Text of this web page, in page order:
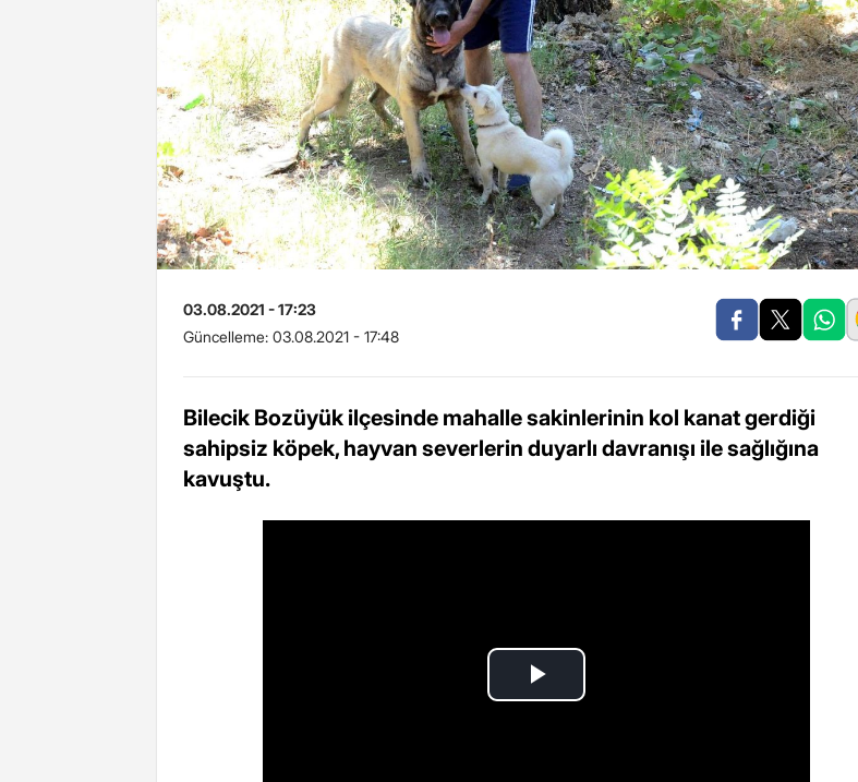
03.08.2021 - 17:23
Güncelleme: 03.08.2021 - 17:48
Bilecik Bozüyük ilçesinde mahalle sakinlerinin kol kanat gerdiği
sahipsiz köpek, hayvan severlerin duyarlı davranışı ile sağlığına
kavuştu.